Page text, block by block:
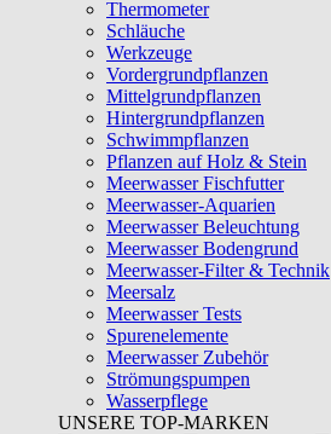
Thermometer
Schläuche
Werkzeuge
Vordergrundpflanzen
Mittelgrundpflanzen
Hintergrundpflanzen
Schwimmpflanzen
Pflanzen auf Holz & Stein
Meerwasser Fischfutter
Meerwasser-Aquarien
Meerwasser Beleuchtung
Meerwasser Bodengrund
Meerwasser-Filter & Technik
Meersalz
Meerwasser Tests
Spurenelemente
Meerwasser Zubehör
Strömungspumpen
Wasserpflege
UNSERE TOP-MARKEN